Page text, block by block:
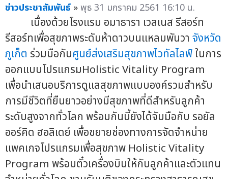
ข่าวประชาสัมพันธ์ »พุธ 31 มกราคม 2561 16:10 น.
เนื่องด้วยโรงแรม อมาธารา เวลเนส รีสอร์ท
รีสอร์ทเพื่อสุขภาพระดับห้าดาวบนแหลมพันวา จังหวัด
ภูเก็ต ร่วมมือกับศูนย์ส่งเสริมสุขภาพไวทัลไลฟ์ในการ
ออกแบบโปรแกรมHolistic Vitality Program
เพื่อนำเสนอบริการดูแลสุขภาพแบบองค์รวมสำหรับ
การมีชีวิตที่ยืนยาวอย่างมีสุขภาพที่ดีสำหรับลูกค้า
ระดับสูงจากทั่วโลก พร้อมกันนี้ยังได้จับมือกับ รอยัล
ออร์คิด ฮอลิเดย์ เพื่อขยายช่องทางการจัดจำหน่าย
แพคเกจโปรแกรมเพื่อสุขภาพ Holistic Vitality
Program พร้อมตั๋วเครื่องบินให้กับลูกค้าและตัวแทน